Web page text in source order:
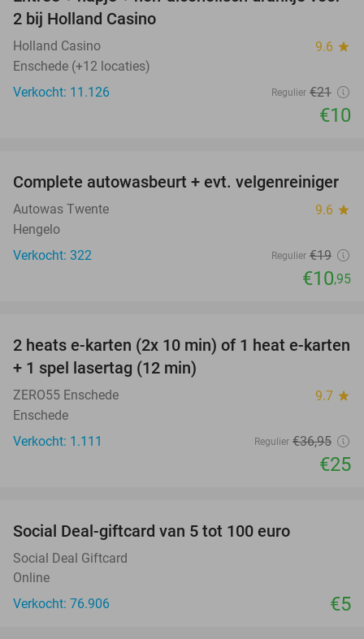
2 bij Holland Casino
Holland Casino 9.6 star
Enschede (+12 locaties)
Verkocht: 11.126
Regulier €21
€10
42%
Complete autowasbeurt + evt. velgenreiniger
Autowas Twente 9.6 star
Hengelo
Verkocht: 322
Regulier €19
€10,95
32%
2 heats e-karten (2x 10 min) of 1 heat e-karten
+ 1 spel lasertag (12 min)
ZERO55 Enschede 9.7 star
Enschede
Verkocht: 1.111
Regulier €36,95
€25
Social Deal-giftcard van 5 tot 100 euro
Social Deal Giftcard
Online
Verkocht: 76.906
€5